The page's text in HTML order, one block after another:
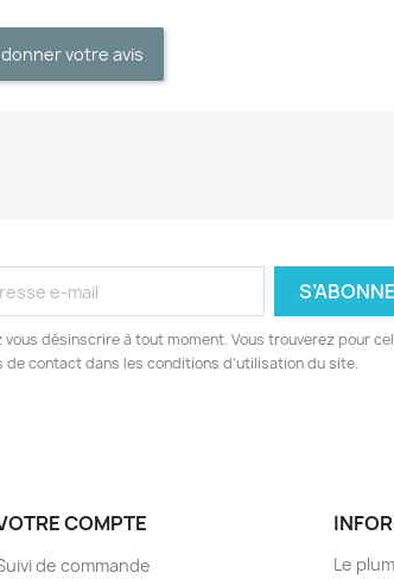
votre avis
vous désinscrire à tout moment. Vous trouverez pour
de contact dans les conditions d'utilisation du site.
COMPTE
de commande
Le